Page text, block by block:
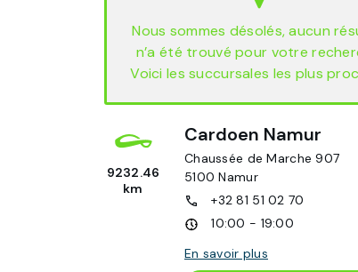
Nous sommes désolés, aucun
n’a été trouvé pour votre
Voici les succursales les plus
9232.46
km
Cardoen Namur
Chaussée de Marche 907
5100Namur
+32 81 51 02 70
10:00 - 19:00
En savoir plus